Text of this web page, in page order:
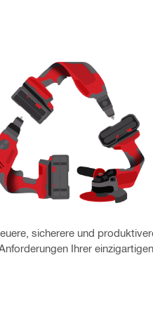
sicherere und
Ihrer